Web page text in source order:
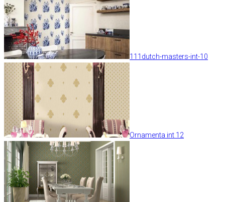
111dutch-masters-int-10
Ornamenta int 12